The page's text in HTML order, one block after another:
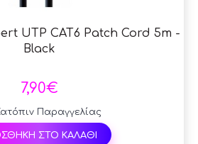
UTP CAT6 Patch Cord 5m -
Black
7,90€
Παραγγελίας
ΣΤΟ ΚΑΛΑΘΙ